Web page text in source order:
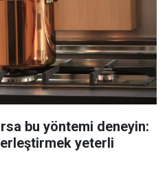
bu yöntemi deneyin:
yeterli